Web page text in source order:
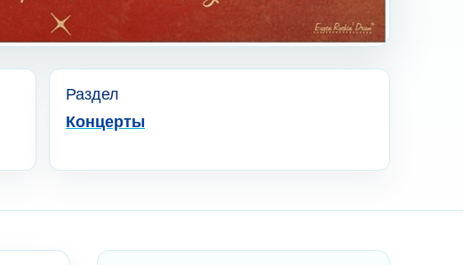
Раздел
Концерты